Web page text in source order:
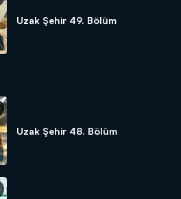
Uzak Şehir 49. Bölüm
Uzak Şehir 48. Bölüm